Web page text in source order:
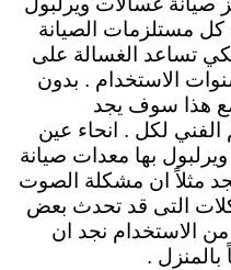
مستلزمات الصيانة
تساعد الغسالة على
الاستخدام . بدون
هذا سوف يجد
الفني لكل . انحاء عين
بها معدات صيانة
مثلاً ان مشكلة الصوت
التى قد تحدث بعض
الاستخدام نجد ان
بالمنزل .